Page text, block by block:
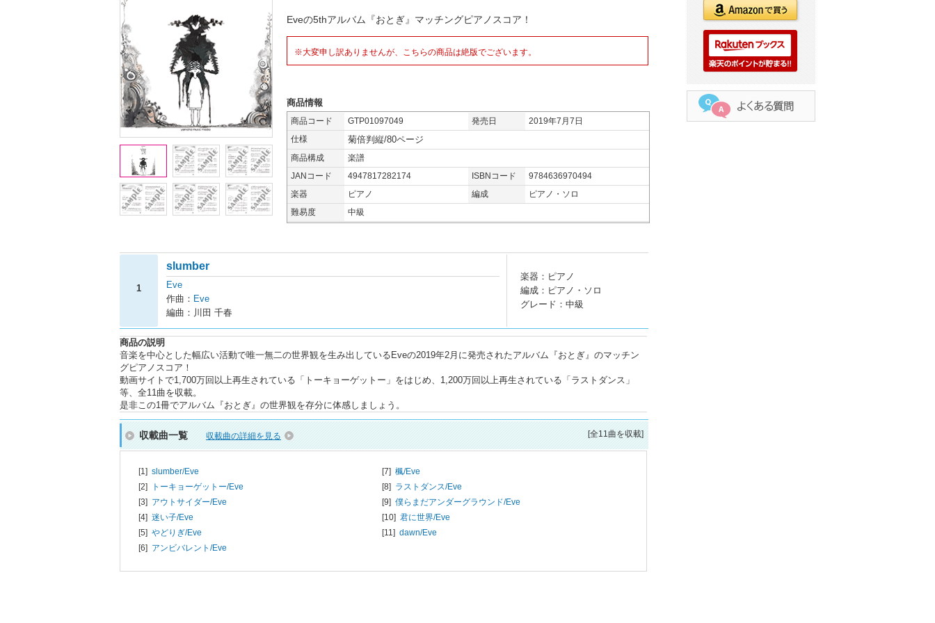
Eveの5thアルバム『おとぎ』マッチングピアノスコア！
※大変申し訳ありませんが、こちらの商品は絶版でございます。
商品情報
商品コード GTP01097049 発売日
2019年7月7日
仕様
菊倍判縦/80ページ
商品構成
楽譜
JANコード
4947817282174 ISBNコード
9784636970494
楽器
ピアノ 編成
ピアノ・ソロ
難易度
中級
1
slumber
Eve
作曲： Eve
編曲：川田 千春
楽器：ピアノ
編成：ピアノ・ソロ
グレード：中級
商品の説明
音楽を中心とした幅広い活動で唯一無二の世界観を生み出しているEveの2019年2月に発売されたアルバム『おとぎ』のマッチン
グピアノスコア！
動画サイトで1,700万回以上再生されている「トーキョーゲットー」をはじめ、1,200万回以上再生されている「ラストダンス」
等、全11曲を収載。
是非この1冊でアルバム『おとぎ』の世界観を存分に体感しましょう。
収載曲一覧 収載曲の詳細を見る [全11曲を収載]
[1] slumber/Eve
[2]
トーキョーゲットー/Eve
[3] アウトサイダー/Eve
[4] 迷い子/Eve
[5] やどりぎ/Eve
[6] アンビバレント/Eve
[7] 楓/Eve
[8] ラストダンス/Eve
[9] 僕らまだアンダーグラウンド/Eve
[10] 君に世界/Eve
[11] dawn/Eve